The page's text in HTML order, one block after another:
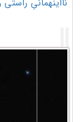
نااینهمانیِ